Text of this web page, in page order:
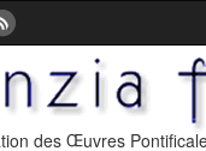
des Œuvres